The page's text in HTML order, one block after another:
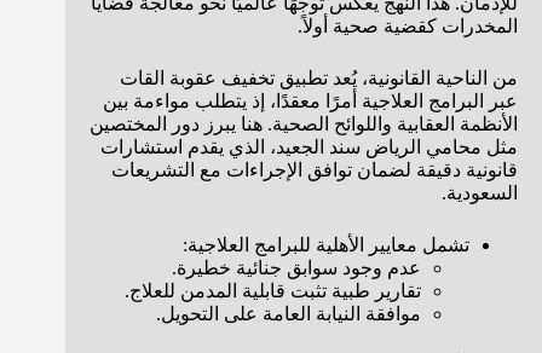
المخدرات كقضية صحية أولاً.
من الناحية القانونية، يُعد تطبيق تخفيف عقوبة القات
عبر البرامج العلاجية أمرًا معقدًا، إذ يتطلب مواءمة بين
الأنظمة العقابية واللوائح الصحية. هنا يبرز دور المختصين
مثل محامي الرياض سند الجعيد، الذي يقدم استشارات
قانونية دقيقة لضمان توافق الإجراءات مع التشريعات
السعودية.
تشمل معايير الأهلية للبرامج العلاجية:
عدم وجود سوابق جنائية خطيرة.
تقارير طبية تثبت قابلية المدمن للعلاج.
موافقة النيابة العامة على التحويل.